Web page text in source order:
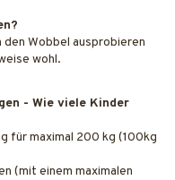
den Wobbel ausprobieren
wohl.
- Wie viele Kinder
für maximal 200 kg (100kg
(mit einem maximalen